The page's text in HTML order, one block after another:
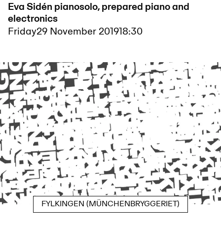
Eva Sidén pianosolo, prepared piano and
electronics
Friday29 November 201918:30
FYLKINGEN (MÜNCHENBRYGGERIET)